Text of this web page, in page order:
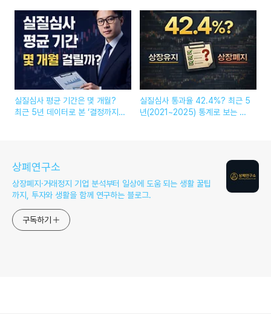
실질심사 평균 기간은 몇 개월?
최근 5년 데이터로 본 ‘결정까지
실질심사 통과율 42.4%? 최근 5
년(2021~2025) 통계로 보는 상
상폐연구소
상장폐지·거래정지 기업 분석부터 일상에 도움 되는 생활 꿀팁
까지, 투자와 생활을 함께 연구하는 블로그.
구독하기